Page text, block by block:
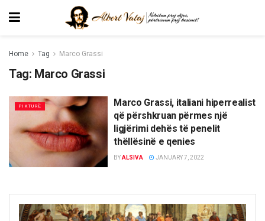
Home Tag Marco Grassi
Tag: Marco Grassi
PIKTURË
Marco Grassi, italiani hiperrealist
që përshkruan përmes një
ligjërimi dehës të penelit
thëllësinë e qenies
BYALSIVA JANUARY 7, 2022